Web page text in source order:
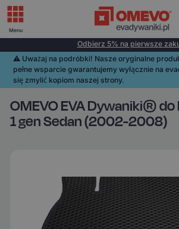
Odbierz 5% na pierwsze
⚠️️ Uważaj na podróbki! Nasze oryginalne
pełne wsparcie gwarantujemy wyłącznie na
się zmylić kopiom naszej strony.
OMEVO EVA Dywaniki® do
1 gen Sedan (2002-2008)
Menu